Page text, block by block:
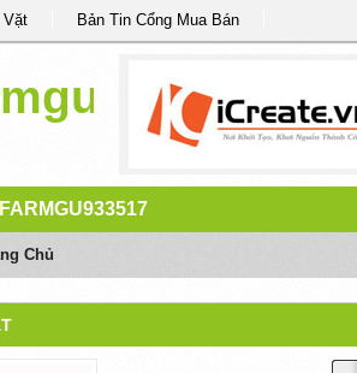
Vặt Bản Tin Cổng Mua Bán
IFARMGU933517
Chủ